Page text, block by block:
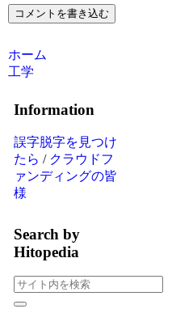
コメントを書き込む
ホーム
工学
Information
誤字脱字を見つけ
たら / クラウドフ
ァンディングの皆
様
Search by
Hitopedia